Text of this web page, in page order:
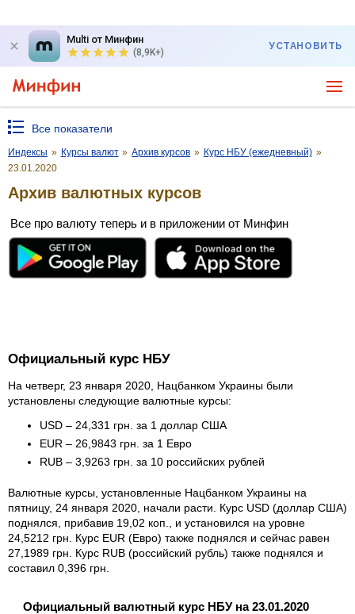
Multi от Минфин
(8,9K+)
УСТАНОВИТЬ
Все показатели
Индексы » Курсы валют » Архив курсов » Курс НБУ (ежедневный) »
23.01.2020
Архив валютных курсов
Все про валюту теперь и в приложении от Минфин
Официальный курс НБУ
На четверг, 23 января 2020, Нацбанком Украины были
установлены следующие валютные курсы:
USD – 24,331 грн. за 1 доллар США
EUR – 26,9843 грн. за 1 Евро
RUB – 3,9263 грн. за 10 российских рублей
Валютные курсы, установленные Нацбанком Украины на
пятницу, 24 января 2020, начали расти. Курс USD (доллар США)
поднялся, прибавив 19,02 коп., и установился на уровне
24,5212 грн. Курс EUR (Евро) также поднялся и сейчас равен
27,1989 грн. Курс RUB (российский рубль) также поднялся и
составил 0,396 грн.
Официальный валютный курс НБУ на 23.01.2020